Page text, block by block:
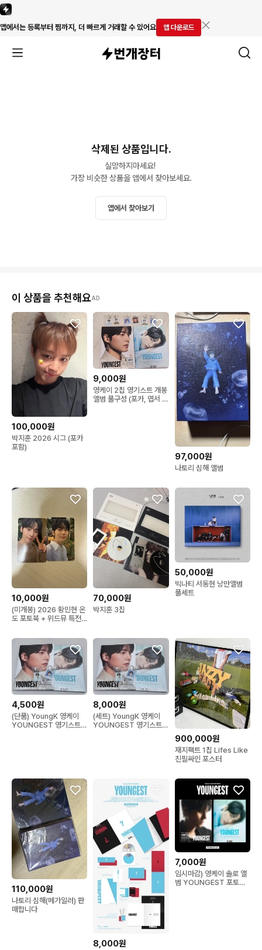
앱에서는 등록부터 찜까지, 더 빠르게 거래할 수 있어요 앱 다운로드
삭제된 상품입니다.
실망하지마세요!
가장 비슷한 상품을 앱에서 찾아보세요.
앱에서 찾아보기
이 상품을 추천해요AD
100,000원
박지훈 2026 시그 (포카
포함)
9,000원
영케이 2집 영기스트 개봉
앨범 풀구성 (포카, 엽서 선
97,000원
나토리 심해 앨범
10,000원
(미개봉) 2026 황민현 온
도 포토북 + 위드뮤 특전
70,000원
박지훈 3집
50,000원
빅나티 서동현 낭만앨범
풀세트
4,500원
(단품) YoungK 영케이
YOUNGEST 영기스트
8,000원
(세트) YoungK 영케이
YOUNGEST 영기스트
900,000원
재지팩트 1집 Lifes Like
친필싸인 포스터
110,000원
나토리 심해(메가일러) 판
매합니다
8,000원
7,000원
임시마감) 영케이 솔로 앨
범 YOUNGEST 포토북